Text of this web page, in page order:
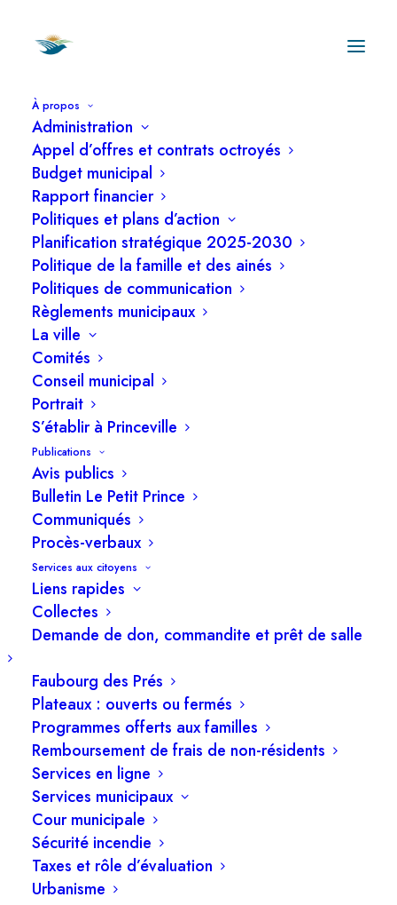
À propos
Administration
Appel d’offres et contrats octroyés
Budget municipal
Rapport financier
Politiques et plans d’action
Planification stratégique 2025-2030
Politique de la famille et des ainés
Politiques de communication
Règlements municipaux
La ville
Comités
Conseil municipal
Portrait
S’établir à Princeville
Publications
Avis publics
Bulletin Le Petit Prince
Communiqués
Procès-verbaux
Services aux citoyens
Liens rapides
Collectes
Demande de don, commandite et prêt de salle
Faubourg des Prés
Plateaux : ouverts ou fermés
Programmes offerts aux familles
Remboursement de frais de non-résidents
Services en ligne
Services municipaux
Cour municipale
Sécurité incendie
Taxes et rôle d’évaluation
Urbanisme
Ordre du jour de
la séance ordinaire
du 12 mai 2025
9 mai 2025
Les membres du conseil municipal tiendront une
séance ordinaire, le lundi